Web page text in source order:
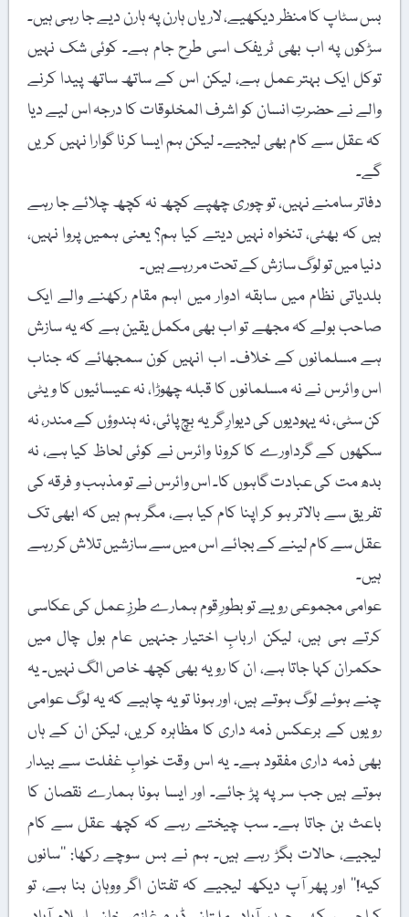
بس سٹاپ کا منظر دیکھیے، لاریاں ہارن پہ ہارن دیے جا رہی ہیں۔
سڑکوں پہ اب بھی ٹریفک اسی طرح جام ہے۔ کوئی شک نہیں
توکل ایک بہتر عمل ہے، لیکن اس کے ساتھ ساتھ پیدا کرنے
والے نے حضرتِ انسان کو اشرف المخلوقات کا درجہ اس لیے دیا
کہ عقل سے کام بھی لیجیے۔ لیکن ہم ایسا کرنا گوارا نہیں کریں
گے۔
دفاتر سامنے نہیں، تو چوری چھپے کچھ نہ کچھ چلائے جا رہے
ہیں کہ بھئی، تنخواہ نہیں دیتے کیا ہم؟ یعنی ہمیں پروا نہیں،
دنیا میں تو لوگ سازش کے تحت مر رہے ہیں۔
بلدیاتی نظام میں سابقہ ادوار میں اہم مقام رکھنے والے ایک
صاحب بولے کہ مجھے تو اب بھی مکمل یقین ہے کہ یہ سازش
ہے مسلمانوں کے خلاف۔ اب انہیں کون سمجھائے کہ جناب
اس وائرس نے نہ مسلمانوں کا قبلہ چھوڑا، نہ عیسائیوں کا ویٹی
کن سٹی، نہ یہودیوں کی دیوارِ گریہ بچ پائی، نہ ہندوؤں کے مندر، نہ
سکھوں کے گرداورے کا کرونا وائرس نے کوئی لحاظ کیا ہے، نہ
بدھ مت کی عبادت گاہوں کا۔ اس وائرس نے تو مذہب و فرقہ کی
تفریق سے بالاتر ہو کر اپنا کام کیا ہے، مگر ہم ہیں کہ ابھی تک
عقل سے کام لینے کے بجائے اس میں سے سازشیں تلاش کر رہے
ہیں۔
عوامی مجموعی رویے تو بطورِ قوم ہمارے طرزِ عمل کی عکاسی
کرتے ہی ہیں، لیکن اربابِ اختیار جنہیں عام بول چال میں
حکمران کہا جاتا ہے، ان کا رویہ بھی کچھ خاص الگ نہیں۔ یہ
چنے ہوئے لوگ ہوتے ہیں، اور ہونا تو یہ چاہیے کہ یہ لوگ عوامی
رویوں کے برعکس ذمہ داری کا مظاہرہ کریں، لیکن ان کے ہاں
بھی ذمہ داری مفقود ہے۔ یہ اس وقت خوابِ غفلت سے بیدار
ہوتے ہیں جب سر پہ پڑ جائے۔ اور ایسا ہونا ہمارے نقصان کا
باعث بن جاتا ہے۔ سب چیختے رہے کہ کچھ عقل سے کام
لیجیے، حالات بگڑ رہے ہیں۔ ہم نے بس سوچے رکھا: ’’سانوں
کیہ!‘‘ اور پھر آپ دیکھ لیجیے کہ تفتان اگر ووہان بنا ہے، تو